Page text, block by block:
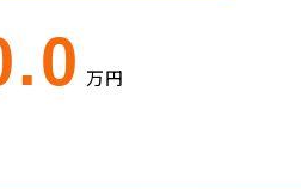
万円